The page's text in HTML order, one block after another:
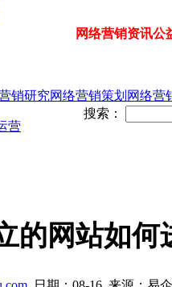
网络营销资讯公
销研究网络营销策划 网络营
营
搜索：
的网站如何